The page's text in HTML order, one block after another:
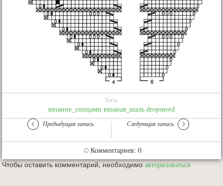
Теги:
вязание_спицами вязаная_шаль dropsnord
Предыдущая запись Следующая запись
Комментариев: 0
Чтобы оставить комментарий, необходимоавторизоваться